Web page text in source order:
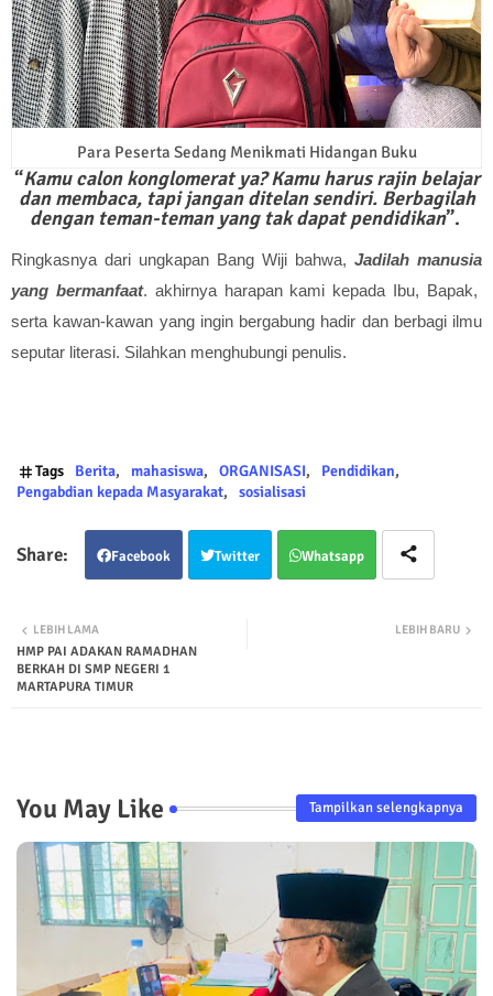
Para Peserta Sedang Menikmati Hidangan Buku
“Kamu calon konglomerat ya? Kamu harus rajin belajar
dan membaca, tapi jangan ditelan sendiri. Berbagilah
dengan teman-teman yang tak dapat pendidikan”.
Ringkasnya dari ungkapan Bang Wiji bahwa, Jadilah manusia
yang bermanfaat. akhirnya harapan kami kepada Ibu, Bapak,
serta kawan-kawan yang ingin bergabung hadir dan berbagi ilmu
seputar literasi. Silahkan menghubungi penulis.
Tags Berita mahasiswa ORGANISASI
Pendidikan
Pengabdian kepada Masyarakat
sosialisasi
Facebook Twitter Whatsapp
LEBIH BARU
LEBIH LAMA
HMP PAI ADAKAN RAMADHAN
BERKAH DI SMP NEGERI 1
MARTAPURA TIMUR
You May Like Tampilkan selengkapnya